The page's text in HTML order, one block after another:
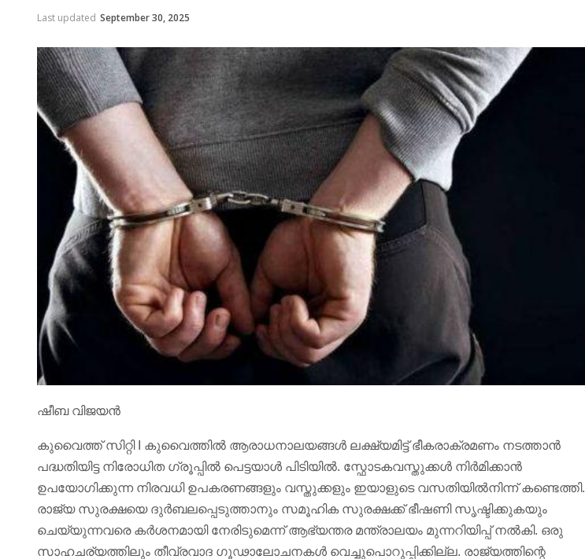
Last updated September 30, 2025
ഷീബ വിജയൻ
കുവൈത്ത് സിറ്റി I കുവൈത്തിൽ ആരാധനാലയങ്ങൾ ലക്ഷ്യമിട്ട് ഭീകരാക്രമണം നടത്താൻ
പദ്ധതിയിട്ട നിരോധിത ഗ്രൂപ്പിൽ പെട്ടയാൾ പിടിയിൽ. സ്ഫോടകവസ്തുക്കൾ നിർമിക്കാൻ
ഉപയോഗിക്കുന്ന നിരവധി ഉപകരണങ്ങളും വസ്തുക്കളും ഇയാളുടെ വസതിയിൽനിന്ന് കണ്ടെത്തി.
രാജ്യ സുരക്ഷയെ ദുർബലപ്പെടുത്താനും സമൂഹിക സുരക്ഷക്ക് ഭീഷണി സൃഷ്ടിക്കുകയും
ചെയ്യുന്നവരെ കർശനമായി നേരിടുമെന്ന് ആഭ്യന്തര മന്ത്രാലയം മുന്നറിയിപ്പ് നൽകി. ഒരു
സാഹചര്യത്തിലും തീവ്രവാദ ഗൂഢാലോചനകൾ വെച്ചുപൊറുപ്പിക്കില്ല. രാജ്യത്തിന്റെ